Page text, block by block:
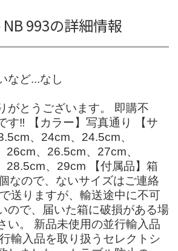
993の詳細情報
など...なし
がとうございます。 即購不
す‼ 【カラー】写真通り 【サ
、24cm、24.5cm、
26cm、26.5cm、27cm、
28.5cm、29cm 【付属品】箱
なので、ないサイズはご連絡
送りますが、輸送途中に不可
ので、届いた箱に破損がある場
い。 新品未使用の並行輸入品
輸入品を取り扱うセレクトシ